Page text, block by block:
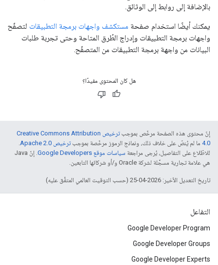
بالإضافة إلى روابط إلى الوثائق.
يمكنك أيضًا استخدام صفحة مستكشف واجهات برمجة التطبيقات لتصفّح
واجهات برمجة التطبيقات وإدراج الطُرق المتاحة وحتى تجربة طلبات
البيانات من واجهة برمجة التطبيقات من المتصفّح.
هل كان المحتوى مفيدًا؟
إنّ محتوى هذه الصفحة مرخّص بموجب
ترخيص Creative Commons Attribution
4.0‏ ما لم يُنصّ على خلاف ذلك، ونماذج الرموز مرخّصة بموجبترخيص Apache 2.0‏
.
للاطّلاع على التفاصيل، يُرجى مراجعة سياسات موقع Google Developers‏
. إنّ Java
هي علامة تجارية مسجَّلة لشركة Oracle و/أو شركائها التابعين.
تاريخ التعديل الأخير: 2026-04-25 (حسب التوقيت العالمي المتفَّق عليه)
التفاعل
Google Developer Program
Google Developer Groups
Google Developer Experts